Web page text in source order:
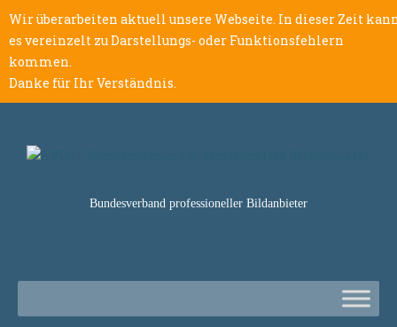
Wir überarbeiten aktuell unsere Webseite. In dieser Zeit
es vereinzelt zu Darstellungs- oder Funktionsfehlern
kommen.
Danke für Ihr Verständnis.
Bundesverband professioneller Bildanbieter